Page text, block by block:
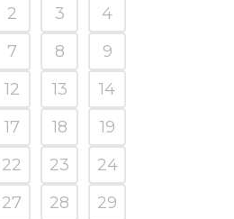
2 3
4
7 8
9
12 13
14
17 18
19
22 23
24
27 28
29